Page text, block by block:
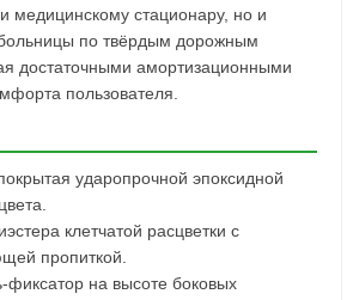
медицинскому стационару, но и
по твёрдым дорожным
достаточными амортизационными
пользователя.
ударопрочной эпоксидной
клетчатой расцветки с
пропиткой.
фиксатор на высоте боковых